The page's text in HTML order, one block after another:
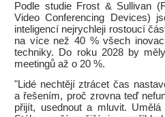
Podle studie Frost & Sullivan
Video Conferencing Devices)
inteligencí nejrychleji rostoucí
na více než 40 % všech
techniky. Do roku 2028 by
meetingů až o 20 %.
"Lidé nechtějí ztrácet čas
a řešením, proč zrovna teď
přijít, usednout a mluvit. Umělá